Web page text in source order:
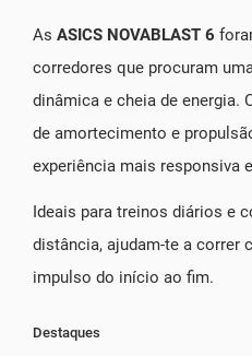
As ASICS NOVABLAST 6
corredores que procuram
dinâmica e cheia de energia.
de amortecimento e
experiência mais responsiva
Ideais para treinos diários e
distância, ajudam-te a correr
impulso do início ao fim.
Destaques